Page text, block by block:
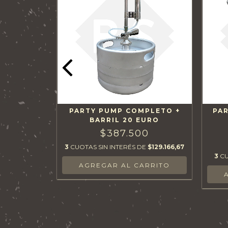
DOBLE
G
$49.666,67
PARTY PUMP COMPLETO +
BARRIL 20 EURO
$387.500
3 CUOTAS SIN INTERÉS DE $129.166,67
3